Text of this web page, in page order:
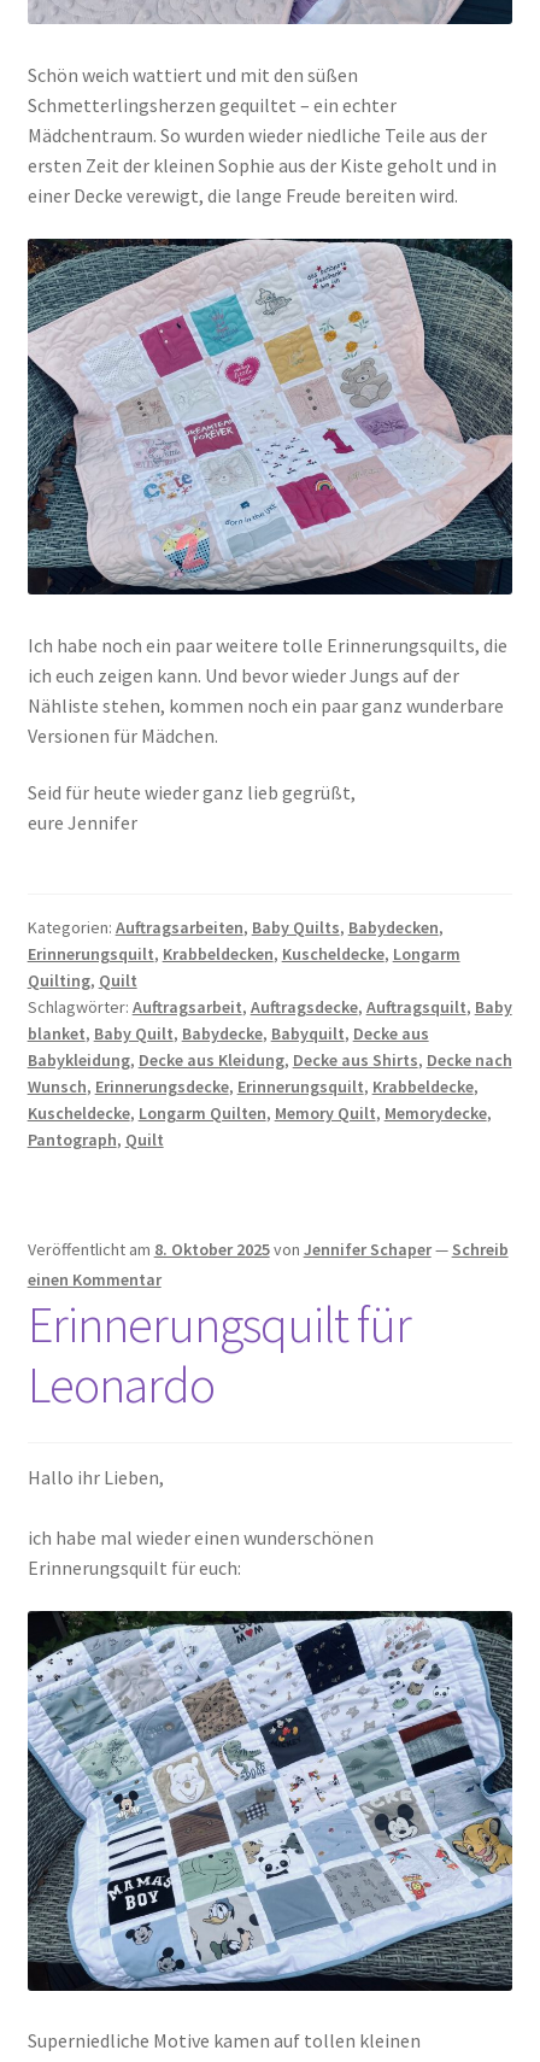
Schön weich wattiert und mit den süßen
Schmetterlingsherzen gequiltet – ein echter
Mädchentraum. So wurden wieder niedliche Teile aus der
ersten Zeit der kleinen Sophie aus der Kiste geholt und in
einer Decke verewigt, die lange Freude bereiten wird.
Ich habe noch ein paar weitere tolle Erinnerungsquilts, die
ich euch zeigen kann. Und bevor wieder Jungs auf der
Nähliste stehen, kommen noch ein paar ganz wunderbare
Versionen für Mädchen.
Seid für heute wieder ganz lieb gegrüßt,
eure Jennifer
Kategorien: Auftragsarbeiten, Baby Quilts, Babydecken,
Erinnerungsquilt, Krabbeldecken, Kuscheldecke, Longarm
Quilting, Quilt
Schlagwörter: Auftragsarbeit, Auftragsdecke, Auftragsquilt, Baby
blanket, Baby Quilt, Babydecke, Babyquilt, Decke aus
Babykleidung, Decke aus Kleidung, Decke aus Shirts, Decke nach
Wunsch, Erinnerungsdecke, Erinnerungsquilt, Krabbeldecke,
Kuscheldecke, Longarm Quilten, Memory Quilt, Memorydecke,
Pantograph, Quilt
Veröffentlicht am 8. Oktober 2025von Jennifer Schaper— Schreib
einen Kommentar
Erinnerungsquilt für
Leonardo
Hallo ihr Lieben,
ich habe mal wieder einen wunderschönen
Erinnerungsquilt für euch:
Superniedliche Motive kamen auf tollen kleinen